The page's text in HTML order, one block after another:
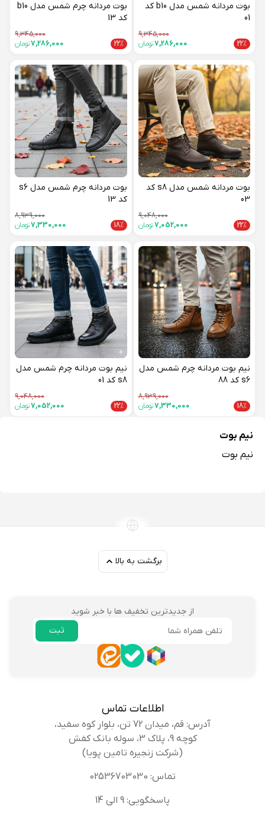
بوت مردانه شمس مدل b10 کد
01
9,345,000
22%
7,286,000تومان
بوت مردانه چرم شمس مدل b10
کد 13
9,345,000
22%
7,286,000تومان
بوت مردانه شمس مدل s8 کد
03
9,048,000
22%
7,052,000تومان
بوت مردانه چرم شمس مدل s6
کد 13
8,939,000
18%
7,330,000تومان
نیم بوت مردانه چرم شمس مدل
s6 کد 88
8,939,000
18%
7,330,000تومان
نیم بوت مردانه چرم شمس مدل
s8 کد 01
9,048,000
22%
7,052,000تومان
نیم بوت
نیم بوت
برگشت به بالا
از جدیدترین تخفیف ها با خبر شوید
ایمیل
ثبت
اطلاعات تماس
آدرس: قم، میدان 72 تن، بلوار کوه سفید،
کوچه 9، پلاک 3، سوله بانک کفش
(شرکت زنجیره تامین پویا)
تماس: 02536703030
پاسخگویی: 9 الی 14